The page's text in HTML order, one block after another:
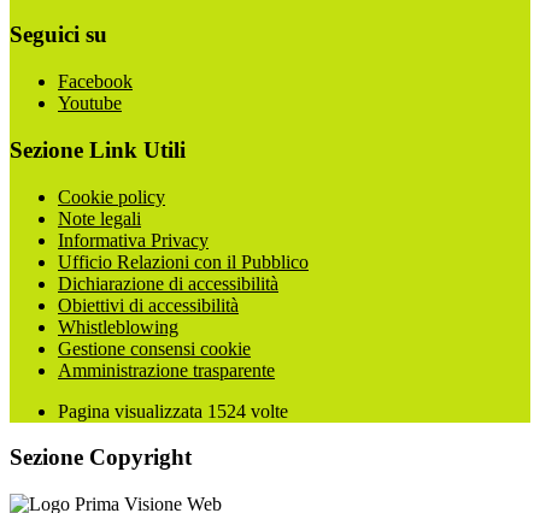
Seguici su
Facebook
Youtube
Sezione Link Utili
Cookie policy
Note legali
Informativa Privacy
Ufficio Relazioni con il Pubblico
Dichiarazione di accessibilità
Obiettivi di accessibilità
Whistleblowing
Gestione consensi cookie
Amministrazione trasparente
Pagina visualizzata 1524 volte
Sezione Copyright